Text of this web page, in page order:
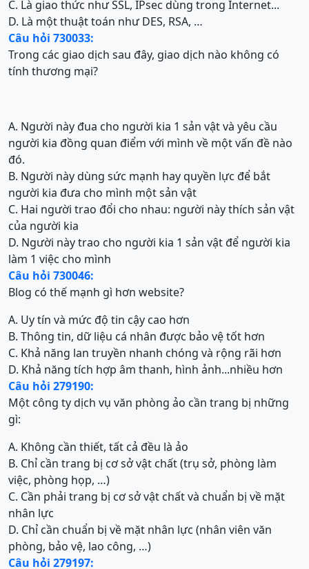
C. Là giao thức như SSL, IPsec dùng trong Internet...
D. Là một thuật toán như DES, RSA, …
Câu hỏi 730033:
Trong các giao dịch sau đây, giao dịch nào không có
tính thương mại?
A. Người này đua cho người kia 1 sản vật và yêu cầu
người kia đồng quan điểm với mình về một vấn đề nào
đó.
B. Người này dùng sức mạnh hay quyền lực để bắt
người kia đưa cho mình một sản vật
C. Hai người trao đổi cho nhau: người này thích sản vật
của người kia
D. Người này trao cho người kia 1 sản vật để người kia
làm 1 việc cho mình
Câu hỏi 730046:
Blog có thế mạnh gì hơn website?
A. Uy tín và mức độ tin cậy cao hơn
B. Thông tin, dữ liệu cá nhân được bảo vệ tốt hơn
C. Khả năng lan truyền nhanh chóng và rộng rãi hơn
D. Khả năng tích hợp âm thanh, hình ảnh...nhiều hơn
Câu hỏi 279190:
Một công ty dịch vụ văn phòng ảo cần trang bị những
gì:
A. Không cần thiết, tất cả đều là ảo
B. Chỉ cần trang bị cơ sở vật chất (trụ sở, phòng làm
việc, phòng họp, …)
C. Cần phải trang bị cơ sở vật chất và chuẩn bị về mặt
nhân lực
D. Chỉ cần chuẩn bị về mặt nhân lực (nhân viên văn
phòng, bảo vệ, lao công, …)
Câu hỏi 279197: